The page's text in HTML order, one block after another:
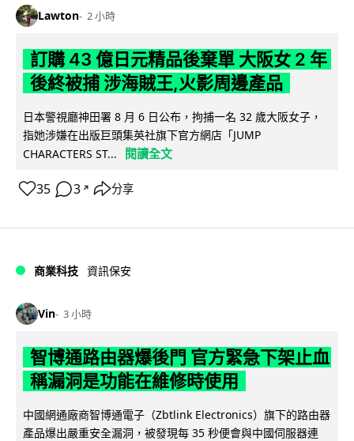
Lawton 2 小時
訂購 43 億日元精品後棄單 大阪女 2 年
後終被捕 涉海賊王,火影周邊產品
日本警視廳神田署 8 月 6 日公布，拘捕一名 32 歲大阪女子，
指她涉嫌在出版巨頭集英社旗下官方網店「JUMP
CHARACTERS ST...
閱讀全文
35 3 ↗ 分享
商業科技 資訊保安
Vin 3 小時
智博通路由器爆後門 官方緊急下架止血
稱漏洞是功能在維修時使用
中國網通廠商智博通電子（Zbtlink Electronics）旗下的路由器
產品爆出嚴重安全漏洞，被發現每 35 秒便會與中國伺服器連